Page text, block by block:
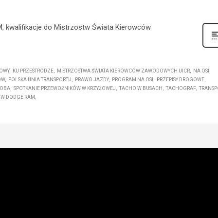
kwalifikacje do Mistrzostw Świata Kierowców
KU PRZESTRODZE MISTRZOSTWA ŚWIATA KIEROWCÓW ZAWODOWYCH UICR
NA OSI
POLSKA UNIA TRANSPORTU PRAWO JAZDY PROGRAM NA OSI
PRZEPISY DROGOWE
SPOTKANIE PRZEWOŹNIKÓW W KRZYŻOWEJ TACHO W BUSACH TACHOGRAF
DODGE RAM